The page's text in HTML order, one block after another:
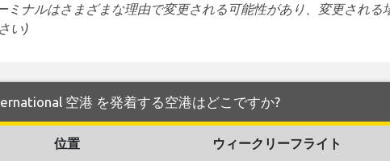
ミナルはさまざまな理由で変更される可能性があり、変更され
い)
空港 を発着する空港はどこですか?
位置 ウィークリーフライト